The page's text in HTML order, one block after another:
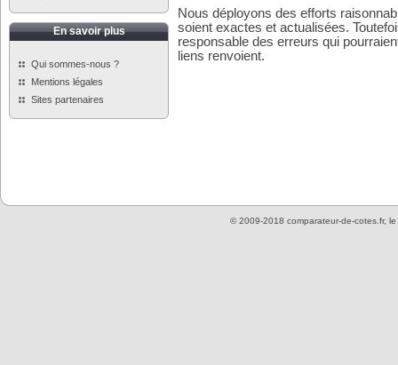
En savoir plus
Qui sommes-nous ?
Mentions légales
Sites partenaires
Nous déployons des efforts
soient exactes et actualisées.
responsable des erreurs qui
liens renvoient.
© 2009-2018 comparateur-de-cotes.fr, le